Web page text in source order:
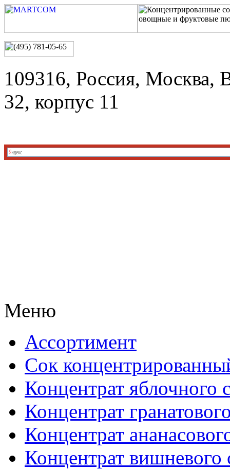
109316, Россия, Москва,
32, корпус 11
Меню
Ассортимент
Сок
Концентрат яблочного
Концентрат
Концентрат
Концентрат вишневого